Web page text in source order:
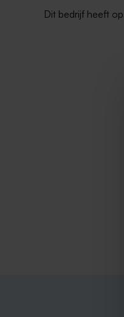
Dit bedrijf heeft